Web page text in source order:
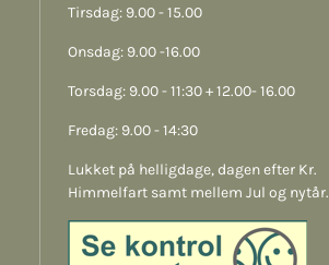
Tirsdag: 9.00 - 15.00
Onsdag: 9.00 -16.00
Torsdag: 9.00 - 11:30 + 12.00- 16.00
Fredag: 9.00 - 14:30
Lukket på helligdage, dagen efter Kr.
Himmelfart samt mellem Jul og nytår.